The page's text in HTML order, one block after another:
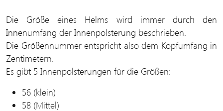
Die Größe eines Helms wird immer durch den
Innenumfang der Innenpolsterung beschrieben.
Die Größennummer entspricht also dem Kopfumfang in
Zentimetern.
Es gibt 5 Innenpolsterungen für die Größen:
56 (klein)
58 (Mittel)